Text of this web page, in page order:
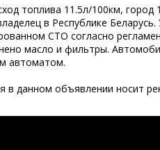
топлива 11.5л/100км,
в Республике
СТО согласно
масло и фильтры.
автоматом.
в данном объявлении носит